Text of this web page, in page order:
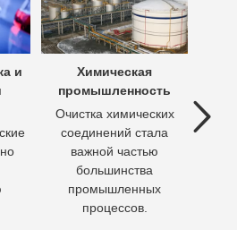
и
Химическая
промышленность
Очистка химических
соединений стала
важной частью
большинства
промышленных
процессов.